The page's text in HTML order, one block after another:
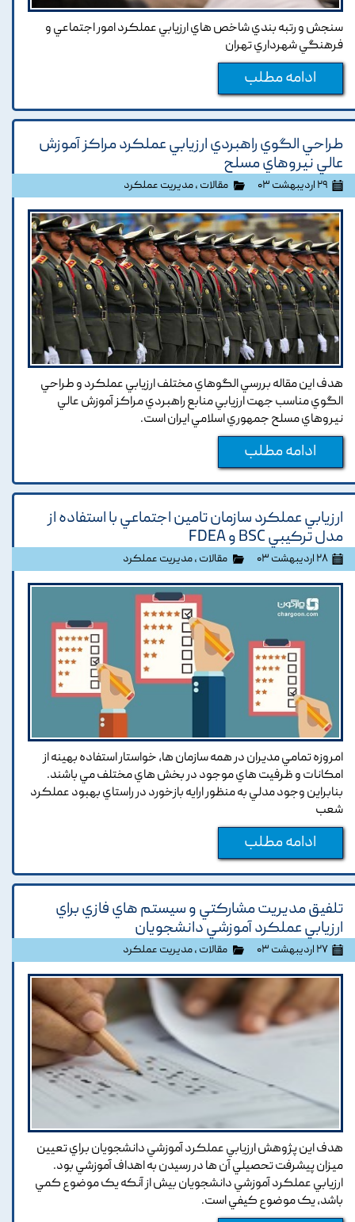
سنجش و رتبه بندي شاخص هاي ارزيابي عملکرد امور اجتماعي و
فرهنگي شهرداري تهران
ادامه مطلب
طراحي الگوي راهبردي ارزيابي عملکرد مراکز آموزش
عالي نيروهاي مسلح
۲۹ اردیبهشت ۰۳ مقالات ،مدیریت عملکرد
هدف اين مقاله بررسي الگوهاي مختلف ارزيابي عملکرد و طراحي
الگوي مناسب جهت ارزيابي منابع راهبردي مراکز آموزش عالي
نيروهاي مسلح جمهوري اسلامي ايران است.
ادامه مطلب
ارزيابي عملکرد سازمان تامين اجتماعي با استفاده از
مدل ترکيبي BSC و FDEA
۲۸ اردیبهشت ۰۳ مقالات ،مدیریت عملکرد
امروزه تمامي مديران در همه سازمان ها, خواستار استفاده بهينه از
امکانات و ظرفيت هاي موجود در بخش هاي مختلف مي باشند.
بنابراين وجود مدلي به منظور ارايه بازخورد در راستاي بهبود عملکرد
شعب
ادامه مطلب
تلفيق مديريت مشارکتي و سيستم هاي فازي براي
ارزيابي عملکرد آموزشي دانشجويان
۲۷ اردیبهشت ۰۳ مقالات ،مدیریت عملکرد
هدف اين پژوهش ارزيابي عملکرد آموزشي دانشجويان براي تعيين
ميزان پيشرفت تحصيلي آن ها در رسيدن به اهداف آموزشي بود.
ارزيابي عملکرد آموزشي دانشجويان بيش از آنکه يک موضوع کمي
باشد, يک موضوع کيفي است.